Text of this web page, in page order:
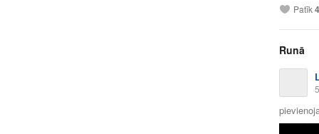
Patīk4
Runā